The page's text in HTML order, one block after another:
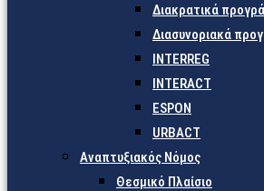
Διακρατικά
Διασυνοριακά
INTERREG
INTERACT
ESPON
URBACT
Αναπτυξιακός Νόμος
Θεσμικό Πλαίσιο